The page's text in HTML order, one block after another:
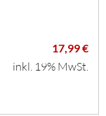
17,99 €
inkl. 19% MwSt.